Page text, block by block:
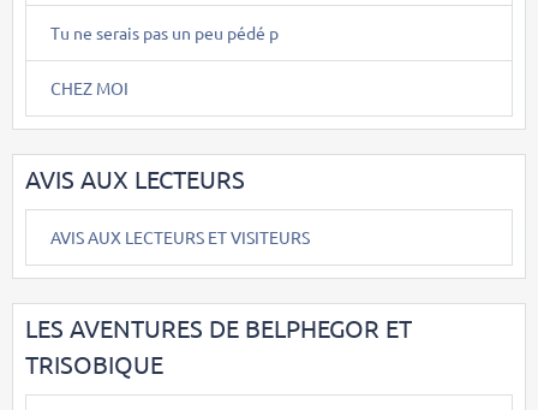
Tu ne serais pas un peu pédé p
CHEZ MOI
AVIS AUX LECTEURS
AVIS AUX LECTEURS ET VISITEURS
LES AVENTURES DE BELPHEGOR ET
TRISOBIQUE